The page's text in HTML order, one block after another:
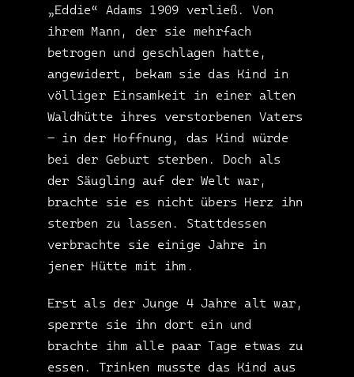
„Eddie“ Adams 1909 verließ. Von
ihrem Mann, der sie mehrfach
betrogen und geschlagen hatte,
angewidert, bekam sie das Kind in
völliger Einsamkeit in einer alten
Waldhütte ihres verstorbenen Vaters
– in der Hoffnung, das Kind würde
bei der Geburt sterben. Doch als
der Säugling auf der Welt war,
brachte sie es nicht übers Herz ihn
sterben zu lassen. Stattdessen
verbrachte sie einige Jahre in
jener Hütte mit ihm.
Erst als der Junge 4 Jahre alt war,
sperrte sie ihn dort ein und
brachte ihm alle paar Tage etwas zu
essen. Trinken musste das Kind aus